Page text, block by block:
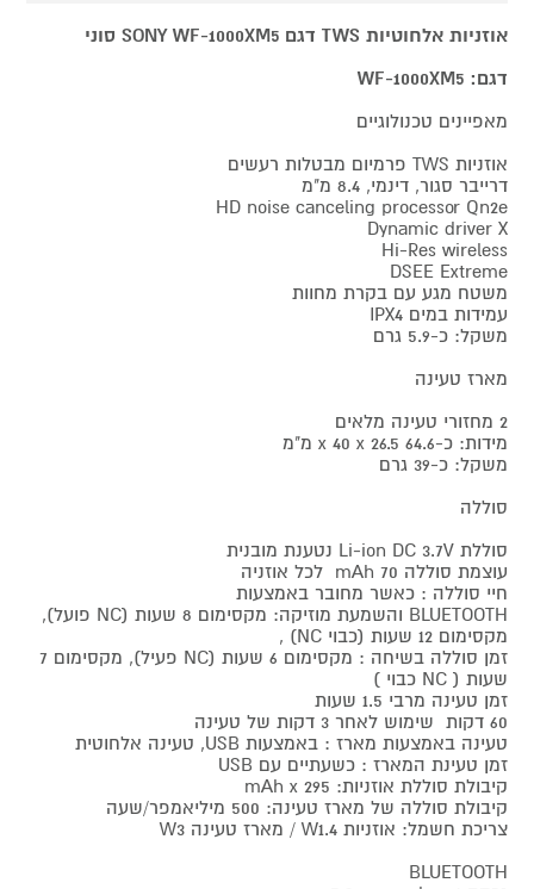
אוזניות אלחוטיות TWS דגם SONY WF-1000XM5 סוני
דגם: WF-1000XM5
מאפיינים טכנולוגיים
אוזניות TWS פרמיום מבטלות רעשים
דרייבר סגור, דינמי, 8.4 מ"מ
HD noise canceling processor Qn2e
Dynamic driver X
Hi-Res wireless
DSEE Extreme
משטח מגע עם בקרת מחוות
עמידות במים IPX4
משקל: כ-5.9 גרם
מארז טעינה
2 מחזורי טעינה מלאים
מידות: כ-64.6 x 40 x 26.5 מ"מ
משקל: כ-39 גרם
סוללה
סוללת Li-ion DC 3.7V נטענת מובנית
עוצמת סוללה 70 mAh לכל אוזניה
חיי סוללה : כאשר מחובר באמצעות
BLUETOOTH והשמעת מוזיקה: מקסימום 8 שעות (NC פועל),
מקסימום 12 שעות (כבוי NC) ,
זמן סוללה בשיחה : מקסימום 6 שעות (NC פעיל), מקסימום 7
שעות ( NC כבוי )
זמן טעינה מרבי 1.5 שעות
60 דקות שימוש לאחר 3 דקות של טעינה
טעינה באמצעות מארז : באמצעות USB, טעינה אלחוטית
זמן טעינת המארז : כשעתיים עם USB
קיבולת סוללת אוזניות: 295 mAh x
קיבולת סוללה של מארז טעינה: 500 מיליאמפר/שעה
צריכת חשמל: אוזניות W1.4 / מארז טעינה W3
BLUETOOTH